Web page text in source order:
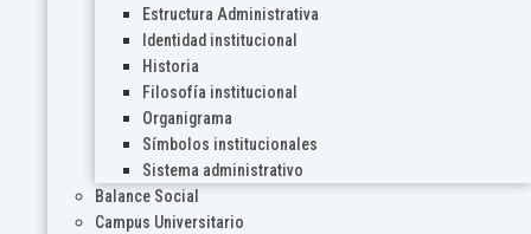
Estructura Administrativa
Identidad institucional
Historia
Filosofía institucional
Organigrama
Símbolos institucionales
Sistema administrativo
Balance Social
Campus Universitario